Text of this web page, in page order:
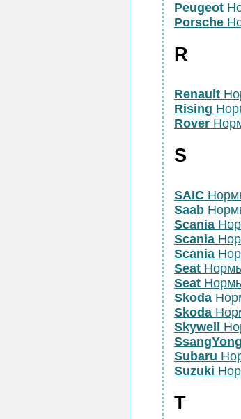
Peugeot
Porsche
R
Renault
Rising
Rover
S
SAIC
Saab
Scania
Scania
Scania
Seat
Seat
Skoda
Skoda
Skywell
SsangYong
Subaru
Suzuki
T